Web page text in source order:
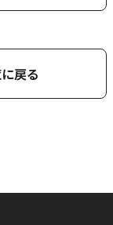
戻る